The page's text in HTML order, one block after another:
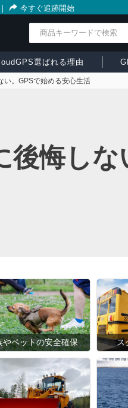
｜ 今すぐ追跡開始
選ばれる理由
い。GPSで始める安心生活
後悔し
やペットの安全確保 ス